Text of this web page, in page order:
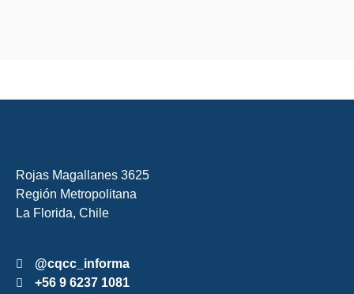
Rojas Magallanes 3625
Región Metropolitana
La Florida, Chile
@cqcc_informa
+56 9 6237 1081